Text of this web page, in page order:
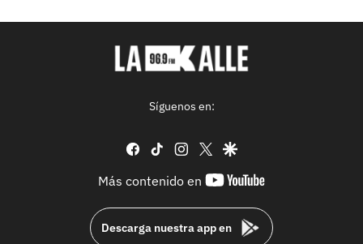
Síguenos en:
facebook
tiktok instagram
twittergoogle
Más contenido en
youtube-
Descarga nuestra app en